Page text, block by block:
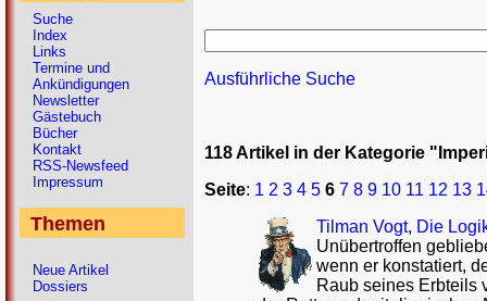
Ausführliche Suche
118 Artikel in der Kategorie
Seite: 1 2 3 4 5 6 7 8 9 10 11 12 13
Tilman Vogt, Die
Unübertroffen
wenn er konstatiert,
Raub seines Erbteils
Suche
Index
Links
Termine und
Ankündigungen
Newsletter
Gästebuch
Bücher
Kontakt
RSS-Newsfeed
Impressum
Themen
Neue Artikel
Dossiers